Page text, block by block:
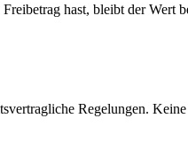
hast, bleibt der Wert
Regelungen. Keine